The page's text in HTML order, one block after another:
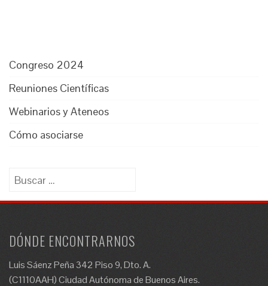
Congreso 2024
Reuniones Científicas
Webinarios y Ateneos
Cómo asociarse
Buscar:
DÓNDE ENCONTRARNOS
Luis Sáenz Peña 342 Piso 9, Dto. A.
(C1110AAH) Ciudad Autónoma de Buenos Aires.